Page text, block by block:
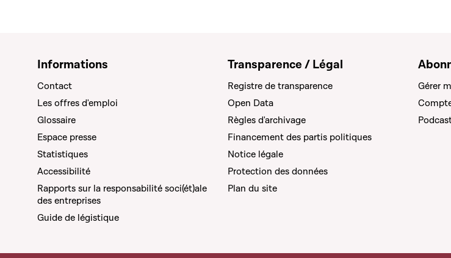
Informations
Contact
Les offres d'emploi
Glossaire
Espace presse
Statistiques
Accessibilité
Rapports sur la responsabilité soci(ét)ale
des entreprises
Guide de légistique
Transparence / Légal
Registre de transparence
Open Data
Règles d'archivage
Financement des partis politiques
Notice légale
Protection des données
Plan du site
Gérer